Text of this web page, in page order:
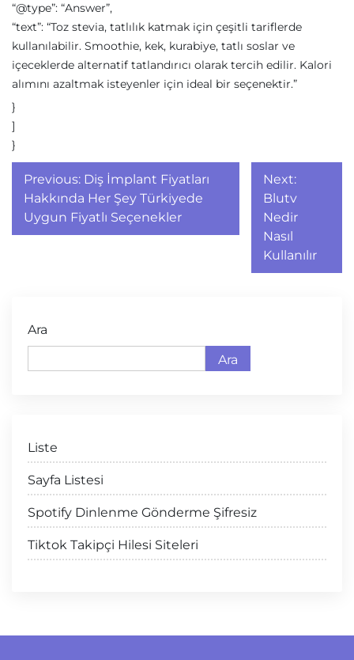
“@type”: “Answer”,
“text”: “Toz stevia, tatlılık katmak için çeşitli tariflerde
kullanılabilir. Smoothie, kek, kurabiye, tatlı soslar ve
içeceklerde alternatif tatlandırıcı olarak tercih edilir. Kalori
alımını azaltmak isteyenler için ideal bir seçenektir.”
}
]
}
Yazı
gezinmesi
Previous: Diş İmplant Fiyatları
Hakkında Her Şey Türkiyede
Uygun Fiyatlı Seçenekler
Next:
Blutv
Nedir
Nasıl
Kullanılır
Ara
Ara
Liste
Sayfa Listesi
Spotify Dinlenme Gönderme Şifresiz
Tiktok Takipçi Hilesi Siteleri